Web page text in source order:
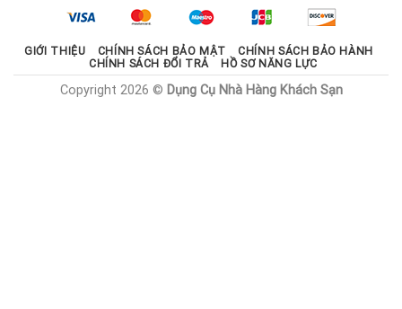
1.785.000 ₫.
GIỚI THIỆU CHÍNH SÁCH BẢO MẬT
CHÍNH SÁCH BẢO HÀNH
CHÍNH SÁCH ĐỔI TRẢ
HỒ SƠ NĂNG LỰC
Copyright 2026 © Dụng Cụ Nhà Hàng Khách Sạn